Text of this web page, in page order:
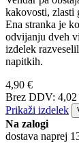
Ocene
Električni ročni
pozitivne ocene
ustvarjanju